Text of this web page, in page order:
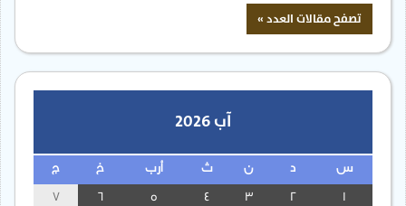
آب 2026
س ن ث أرب خ ج
3